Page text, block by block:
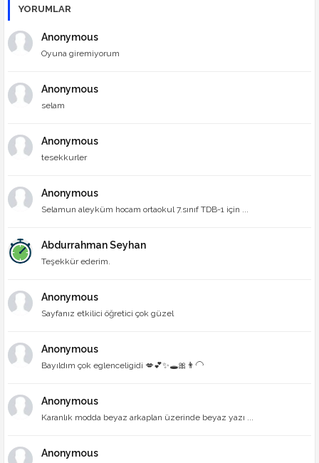
YORUMLAR
Anonymous
Oyuna giremiyorum
Anonymous
selam
Anonymous
tesekkurler
Anonymous
Selamun aleyküm hocam ortaokul 7.sınıf TDB-1 için ...
Abdurrahman Seyhan
Teşekkür ederim.
Anonymous
Sayfanız etkilici öğretici çok güzel
Anonymous
Bayıldım çok eglenceligidi 💋💕✨🕳🎀👨‍🦲
Anonymous
Karanlık modda beyaz arkaplan üzerinde beyaz yazı ...
Anonymous